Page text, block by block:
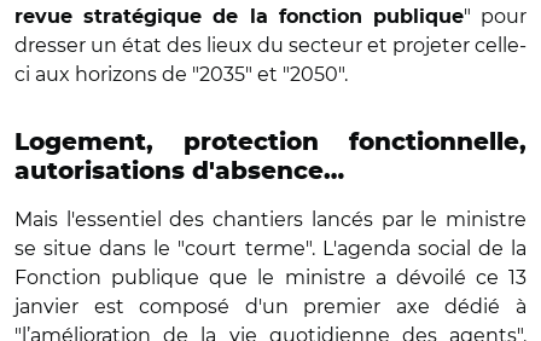
revue stratégique de la fonction publique" pour
dresser un état des lieux du secteur et projeter celle-
ci aux horizons de "2035" et "2050".
Logement, protection fonctionnelle,
autorisations d'absence…
Mais l'essentiel des chantiers lancés par le ministre
se situe dans le "court terme". L'agenda social de la
Fonction publique que le ministre a dévoilé ce 13
janvier est composé d'un premier axe dédié à
"l’amélioration de la vie quotidienne des agents".